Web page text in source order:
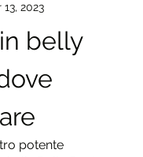
2023
belly
potente